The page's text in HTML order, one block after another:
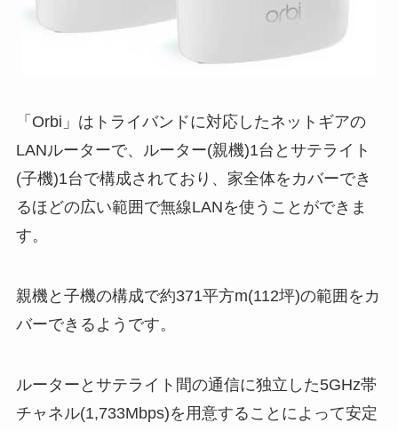
「Orbi」はトライバンドに対応したネットギアの
LANルーターで、ルーター(親機)1台とサテライト
(子機)1台で構成されており、家全体をカバーでき
るほどの広い範囲で無線LANを使うことができま
す。
親機と子機の構成で約371平方m(112坪)の範囲をカ
バーできるようです。
ルーターとサテライト間の通信に独立した5GHz帯
チャネル(1,733Mbps)を用意することによって安定